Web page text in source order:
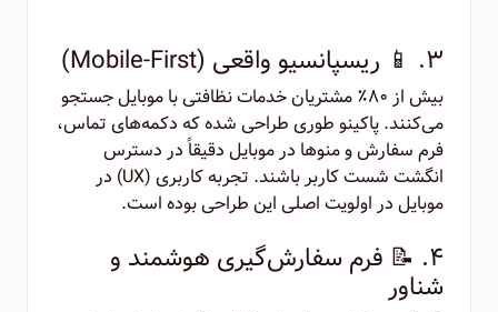
۳. 📱 ریسپانسیو واقعی (Mobile-First)
بیش از ۸۰٪ مشتریان خدمات نظافتی با موبایل جستجو
می‌کنند. پاکینو طوری طراحی شده که دکمه‌های تماس،
فرم سفارش و منوها در موبایل دقیقاً در دسترس
انگشت شست کاربر باشند. تجربه کاربری (UX) در
موبایل در اولویت اصلی این طراحی بوده است.
۴. 📝 فرم سفارش‌گیری هوشمند و
شناور